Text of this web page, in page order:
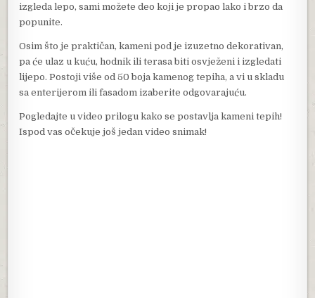
izgleda lepo, sami možete deo koji je propao lako i brzo da
popunite.
Osim što je praktičan, kameni pod je izuzetno dekorativan,
pa će ulaz u kuću, hodnik ili terasa biti osvježeni i izgledati
lijepo. Postoji više od 50 boja kamenog tepiha, a vi u skladu
sa enterijerom ili fasadom izaberite odgovarajuću.
Pogledajte u video prilogu kako se postavlja kameni tepih!
Ispod vas očekuje još jedan video snimak!